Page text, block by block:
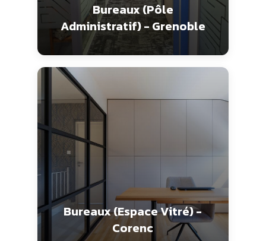
Bureaux (Pôle
Administratif) - Grenoble
Bureaux (Espace Vitré) -
Corenc